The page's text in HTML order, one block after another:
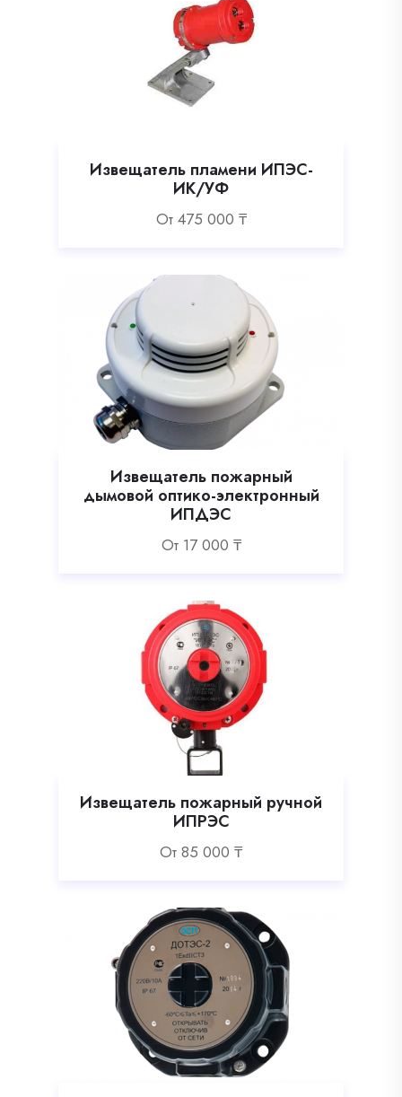
Извещатель пламени ИПЭС-
ИК/УФ
Oт 475 000 ₸
Извещатель пожарный
дымовой оптико-электронный
ИПДЭС
Oт 17 000 ₸
Извещатель пожарный ручной
ИПРЭС
Oт 85 000 ₸